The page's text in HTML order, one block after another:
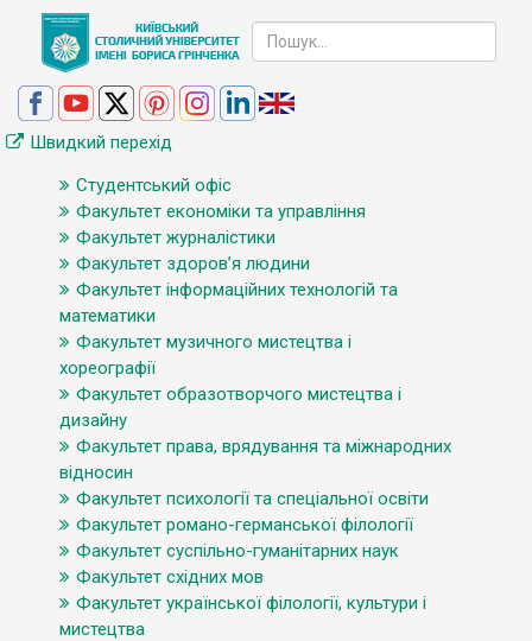
Швидкий перехід
Студентський офіс
Факультет економіки та управління
Факультет журналістики
Факультет здоров’я людини
Факультет інформаційних технологій та
математики
Факультет музичного мистецтва і
хореографії
Факультет образотворчого мистецтва і
дизайну
Факультет права, врядування та міжнародних
відносин
Факультет психології та спеціальної освіти
Факультет романо-германської філології
Факультет суспільно-гуманітарних наук
Факультет східних мов
Факультет української філології, культури і
мистецтва